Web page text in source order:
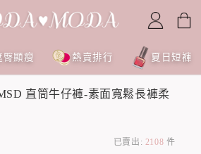
臀顯瘦 熱賣排行 夏日短褲
直筒牛仔褲-素面寬鬆長褲柔
已賣出: 2108 件